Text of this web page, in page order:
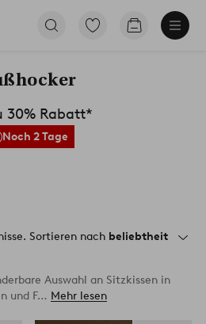
Zu
Zum
30% Rabatt*
Noch 2 Tage
Sortieren nach beliebtheit
Auswahl an Sitzkissen in
und F… Mehr lesen